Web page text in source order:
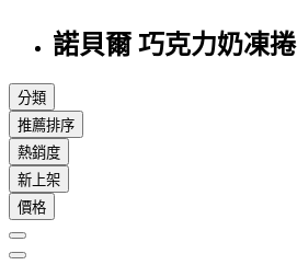
諾貝爾 巧克力奶凍捲
分類
推薦排序
熱銷度
新上架
價格